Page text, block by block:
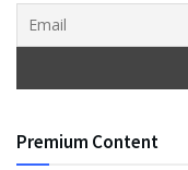
Premium Content